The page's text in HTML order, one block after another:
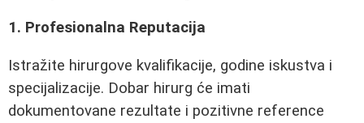
1. Profesionalna Reputacija
Istražite hirurgove kvalifikacije, godine iskustva i
specijalizacije. Dobar hirurg će imati
dokumentovane rezultate i pozitivne reference